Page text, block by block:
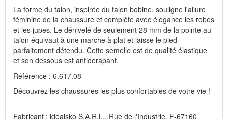
La forme du talon, inspirée du talon bobine, souligne l'allure
féminine de la chaussure et complète avec élégance les robes
et les jupes. Le dénivelé de seulement 28 mm de la pointe au
talon équivaut à une marche à plat et laisse le pied
parfaitement détendu. Cette semelle est de qualité élastique
et son dessous est antidérapant.
Référence : 6.617.08
Découvrez les chaussures les plus confortables de votre vie !
Fabricant : idéalsko S.A.R.L., Rue de l'Industrie, F-67160